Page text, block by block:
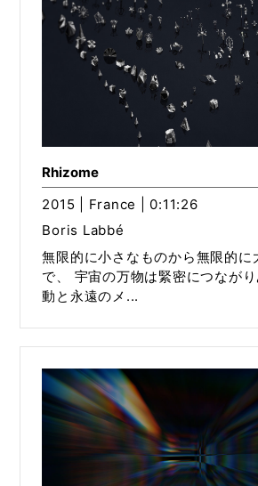
Rhizome
2015 | France | 0:11:26
Boris Labbé
無限的に小さなものから無限的に
で、 宇宙の万物は緊密につなが
動と永遠のメ...